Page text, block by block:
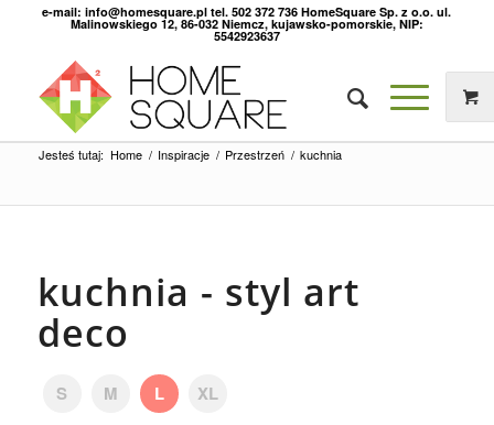
e-mail: info@homesquare.pl tel. 502 372 736 HomeSquare Sp. z o.o. ul.
Malinowskiego 12, 86-032 Niemcz, kujawsko-pomorskie, NIP:
5542923637
Jesteś tutaj: Home / Inspiracje / Przestrzeń / kuchnia
kuchnia - styl art
deco
S M L XL